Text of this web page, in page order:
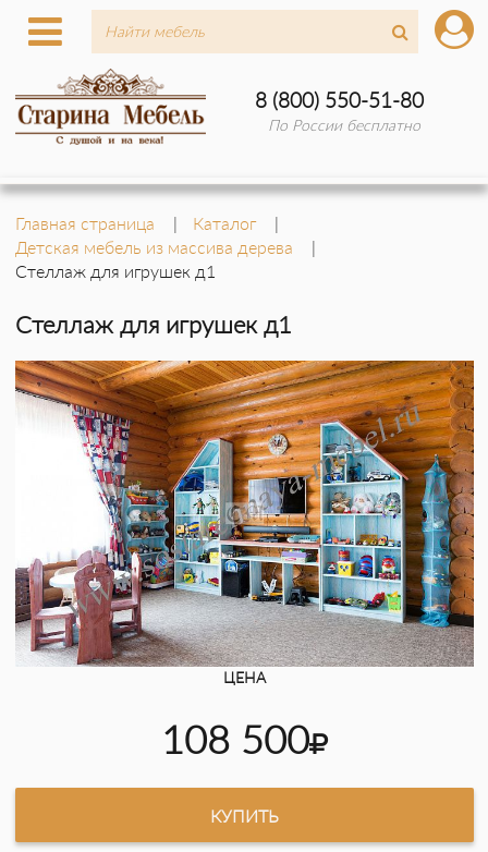
8 (800) 550-51-80
По России бесплатно
Главная страница
Каталог
Детская мебель из массива дерева
Стеллаж для игрушек д1
Стеллаж для игрушек д1
ЦЕНА
108 500
КУПИТЬ